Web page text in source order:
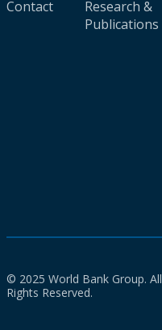
Contact
Research &
Publications
© 2025 World Bank Group. All
Rights Reserved.